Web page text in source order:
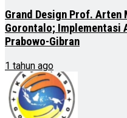
Grand Design Prof. Arten
Gorontalo; Implementasi
Prabowo-Gibran
1 tahun ago